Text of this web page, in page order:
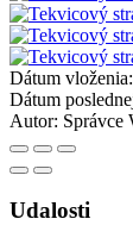
Dátum vloženia:
Dátum
Autor: Správce
Udalosti